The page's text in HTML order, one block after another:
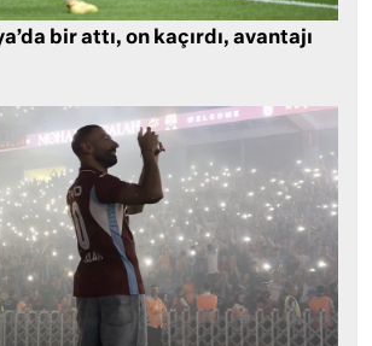
bir attı, on kaçırdı, avantajı